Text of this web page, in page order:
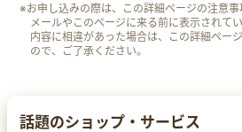
※お申し込みの際は、この詳細ページの注意事
メールやこのページに来る前に表示されて
内容に相違があった場合は、この詳細ペー
ので、ご了承ください。
話題のショップ・サービス